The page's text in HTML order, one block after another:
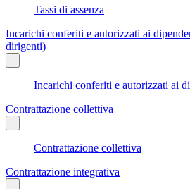
Tassi di assenza
Incarichi conferiti e autorizzati ai
dirigenti)
Incarichi conferiti e autorizzati ai
Contrattazione collettiva
Contrattazione collettiva
Contrattazione integrativa